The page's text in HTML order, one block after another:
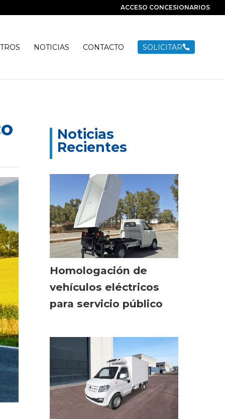
ACCESO CONCESIONARIOS
NOTICIAS CONTACTO SOLICITAR
Noticias
Recientes
Homologación de
vehículos eléctricos
para servicio público